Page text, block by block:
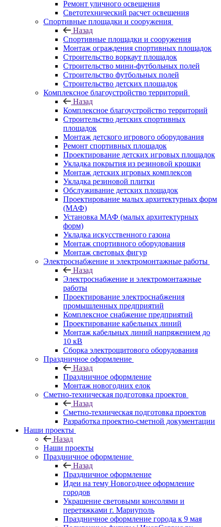
Ремонт уличного освещения
Светотехнический расчет освещения
Спортивные площадки и сооружения
Назад
Спортивные площадки и сооружения
Монтаж ограждения спортивных площадок
Строительство воркаут площадок
Строительство мини-футбольных полей
Строительство футбольных полей
Строительство детских площадок
Комплексное благоустройство территорий
Назад
Комплексное благоустройство территорий
Строительство детских спортивных
площадок
Монтаж детского игрового оборудования
Ремонт спортивных площадок
Проектирование детских игровых площадок
Укладка покрытия из резиновой крошки
Монтаж детских игровых комплексов
Укладка резиновой плитки
Обслуживание детских площадок
Проектирование малых архитектурных форм
(МАФ)
Установка МАФ (малых архитектурных
форм)
Укладка искусственного газона
Монтаж спортивного оборудования
Монтаж световых фигур
Электроснабжение и электромонтажные работы
Назад
Электроснабжение и электромонтажные
работы
Проектирование электроснабжения
промышленных предприятий
Комплексное снабжение предприятий
Проектирование кабельных линий
Монтаж кабельных линий напряжением до
10 кВ
Сборка электрощитового оборудования
Праздничное оформление
Назад
Праздничное оформление
Монтаж новогодних елок
Сметно-техническая подготовка проектов
Назад
Сметно-техническая подготовка проектов
Разработка проектно-сметной документации
Наши проекты
Назад
Наши проекты
Праздничное оформление
Назад
Праздничное оформление
Идеи на тему Новогоднее оформление
городов
Украшение световыми консолями и
перетяжками г. Мариуполь
Праздничное оформление города к 9 мая